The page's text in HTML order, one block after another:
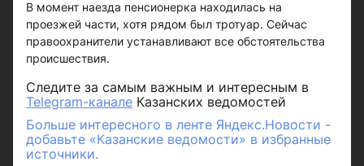
В момент наезда пенсионерка находилась на
проезжей части, хотя рядом был тротуар. Сейчас
правоохранители устанавливают все обстоятельства
происшествия.
Следите за самым важным и интересным в
Telegram-канале Казанских ведомостей
Больше интересного в ленте Яндекс.Новости -
добавьте «Казанские ведомости» в избранные
источники.